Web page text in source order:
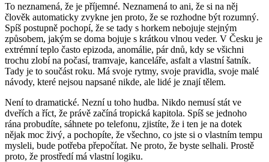
To neznamená, že je příjemné. Neznamená to ani, že si na něj
člověk automaticky zvykne jen proto, že se rozhodne být rozumný.
Spíš postupně pochopí, že se tady s horkem nebojuje stejným
způsobem, jakým se doma bojuje s krátkou vlnou veder. V Česku je
extrémní teplo často epizoda, anomálie, pár dnů, kdy se všichni
trochu zlobí na počasí, tramvaje, kanceláře, asfalt a vlastní šatník.
Tady je to součást roku. Má svoje rytmy, svoje pravidla, svoje malé
návody, které nejsou napsané nikde, ale lidé je znají tělem.
Není to dramatické. Nezní u toho hudba. Nikdo nemusí stát ve
dveřích a říct, že právě začíná tropická kapitola. Spíš se jednoho
rána probudíte, sáhnete po telefonu, zjistíte, že i ten je na dotek
nějak moc živý, a pochopíte, že všechno, co jste si o vlastním tempu
mysleli, bude potřeba přepočítat. Ne proto, že byste selhali. Prostě
proto, že prostředí má vlastní logiku.